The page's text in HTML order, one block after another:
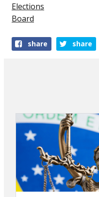
Elections
Board
Shareshare share